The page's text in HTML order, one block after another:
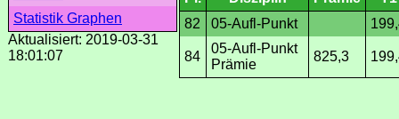
Statistik Graphen
Aktualisiert: 2019-03-31
18:01:07
82
05-Aufl-Punkt
84
05-Aufl-Punkt
Prämie
825,3